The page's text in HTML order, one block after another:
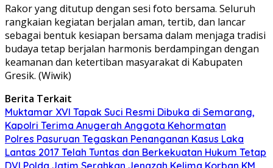
Rakor yang ditutup dengan sesi foto bersama. Seluruh
rangkaian kegiatan berjalan aman, tertib, dan lancar
sebagai bentuk kesiapan bersama dalam menjaga tradisi
budaya tetap berjalan harmonis berdampingan dengan
keamanan dan ketertiban masyarakat di Kabupaten
Gresik. (Wiwik)
Berita Terkait
Muktamar XVI Tapak Suci Resmi Dibuka di Semarang,
Kapolri Terima Anugerah Anggota Kehormatan
Polres Pasuruan Tegaskan Penanganan Kasus Laka
Lantas 2017 Telah Tuntas dan Berkekuatan Hukum Tetap
DVI Polda Jatim Serahkan Jenazah Kelima Korban KM